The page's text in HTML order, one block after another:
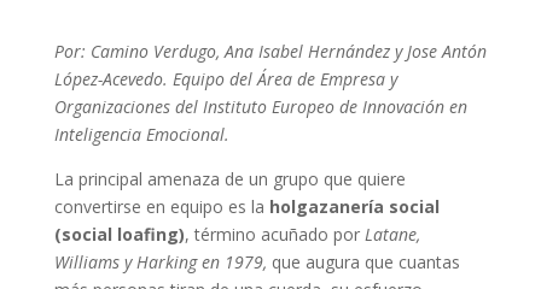
Por: Camino Verdugo, Ana Isabel Hernández y Jose Antón
López-Acevedo. Equipo del Área de Empresa y
Organizaciones del Instituto Europeo de Innovación en
Inteligencia Emocional.
La principal amenaza de un grupo que quiere
convertirse en equipo es la holgazanería social
(social loafing), término acuñado por Latane,
Williams y Harking en 1979, que augura que cuantas